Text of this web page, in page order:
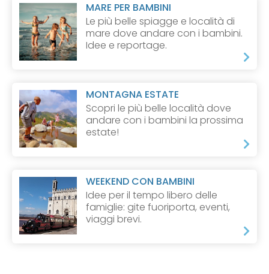
MARE PER BAMBINI
Le più belle spiagge e località di
mare dove andare con i bambini.
Idee e reportage.
MONTAGNA ESTATE
Scopri le più belle località dove
andare con i bambini la prossima
estate!
WEEKEND CON BAMBINI
Idee per il tempo libero delle
famiglie: gite fuoriporta, eventi,
viaggi brevi.